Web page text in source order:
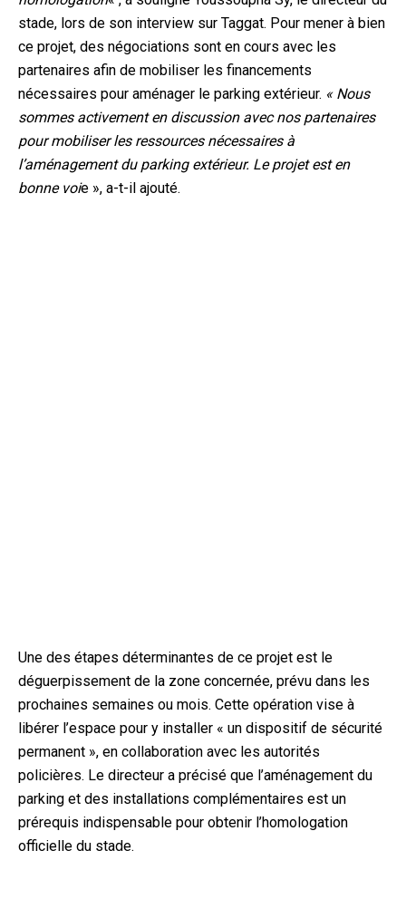
stade, lors de son interview sur Taggat. Pour mener à bien
ce projet, des négociations sont en cours avec les
partenaires afin de mobiliser les financements
nécessaires pour aménager le parking extérieur. « Nous
sommes activement en discussion avec nos partenaires
pour mobiliser les ressources nécessaires à
l’aménagement du parking extérieur. Le projet est en
bonne voie », a-t-il ajouté.
Une des étapes déterminantes de ce projet est le
déguerpissement de la zone concernée, prévu dans les
prochaines semaines ou mois. Cette opération vise à
libérer l’espace pour y installer « un dispositif de sécurité
permanent », en collaboration avec les autorités
policières. Le directeur a précisé que l’aménagement du
parking et des installations complémentaires est un
prérequis indispensable pour obtenir l’homologation
officielle du stade.